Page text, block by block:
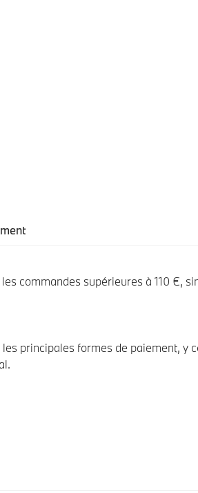
commandes supérieures à 110 €,
principales formes de paiement, y